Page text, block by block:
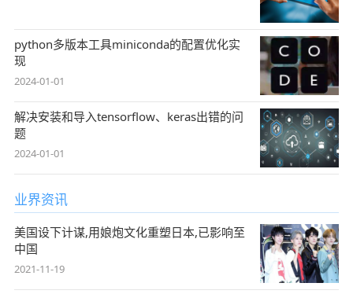
python多版本工具miniconda的配置优化实
现
2024-01-01
解决安装和导入tensorflow、keras出错的问
题
2024-01-01
业界资讯
美国设下计谋,用娘炮文化重塑日本,已影响至
中国
2021-11-19